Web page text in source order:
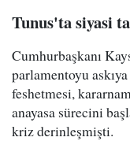
Tunus'ta siyasi
Cumhurbaşkanı
parlamentoyu
feshetmesi,
anayasa sürecini
kriz derinleşmişti.